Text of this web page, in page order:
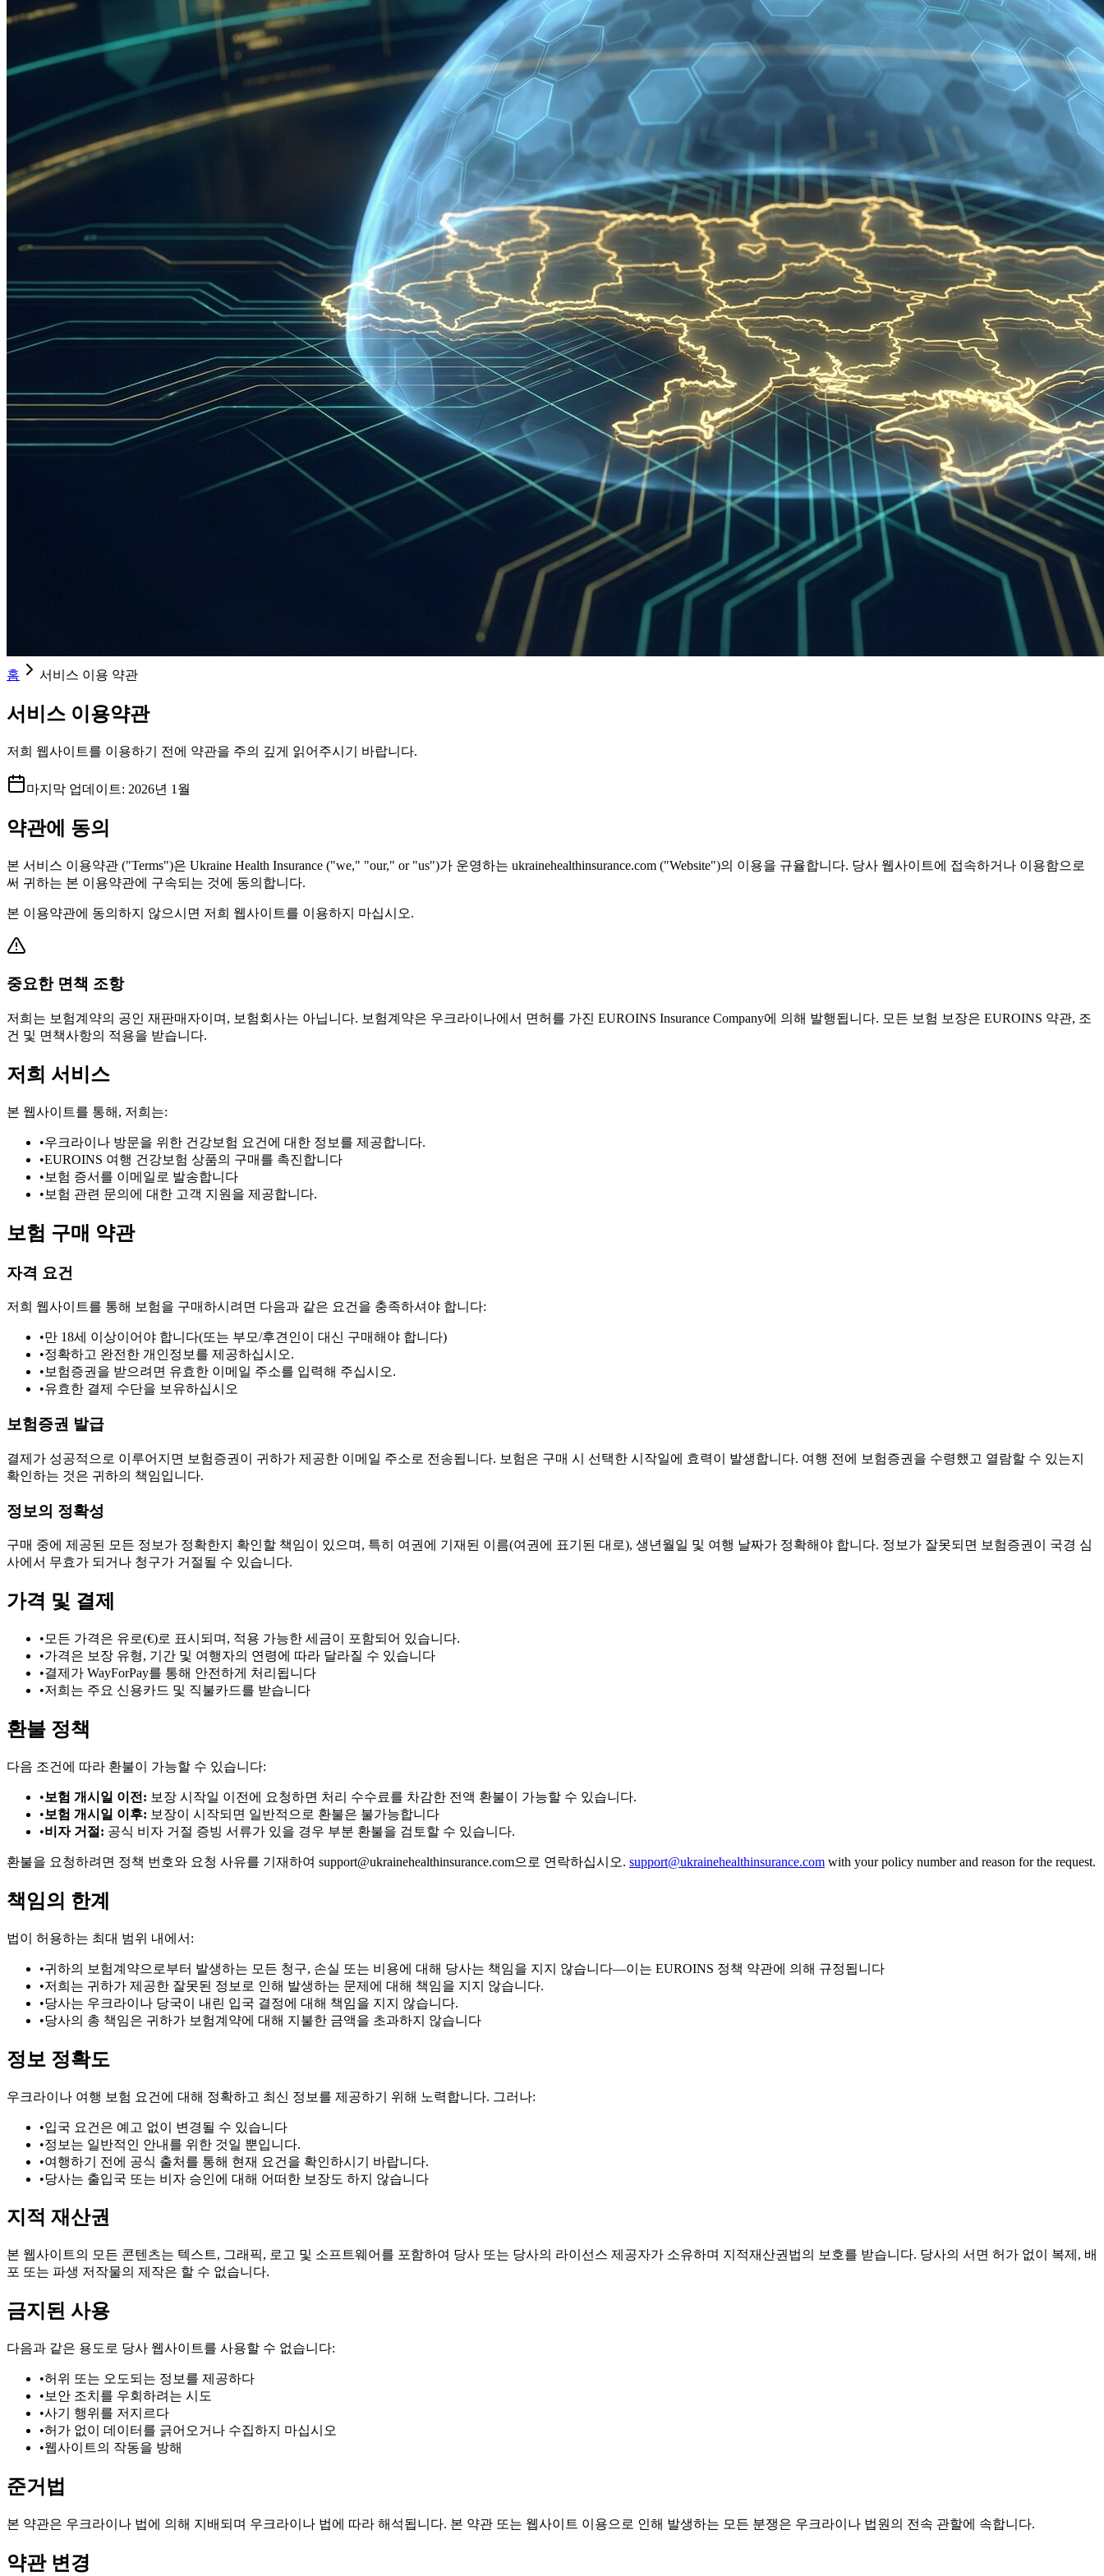
홈 서비스 이용 약관
서비스 이용약관
저희 웹사이트를 이용하기 전에 약관을 주의 깊게 읽어주시기 바랍니다.
마지막 업데이트: 2026년 1월
약관에 동의
본 서비스 이용약관 ("Terms")은 Ukraine Health Insurance ("we," "our," or "us")가 운영하는 ukrainehealthinsurance.com ("Website")의 이용을 규율합니다. 당사 웹사이트에 접속하거나 이용함으로
써 귀하는 본 이용약관에 구속되는 것에 동의합니다.
본 이용약관에 동의하지 않으시면 저희 웹사이트를 이용하지 마십시오.
중요한 면책 조항
저희는 보험계약의 공인 재판매자이며, 보험회사는 아닙니다. 보험계약은 우크라이나에서 면허를 가진 EUROINS Insurance Company에 의해 발행됩니다. 모든 보험 보장은 EUROINS 약관, 조
건 및 면책사항의 적용을 받습니다.
저희 서비스
본 웹사이트를 통해, 저희는:
•우크라이나 방문을 위한 건강보험 요건에 대한 정보를 제공합니다.
•EUROINS 여행 건강보험 상품의 구매를 촉진합니다
• 보험 증서를 이메일로 발송합니다
• 보험 관련 문의에 대한 고객 지원을 제공합니다.
보험 구매 약관
자격 요건
저희 웹사이트를 통해 보험을 구매하시려면 다음과 같은 요건을 충족하셔야 합니다:
•만 18세 이상이어야 합니다(또는 부모/후견인이 대신 구매해야 합니다)
•정확하고 완전한 개인정보를 제공하십시오.
•보험증권을 받으려면 유효한 이메일 주소를 입력해 주십시오.
•유효한 결제 수단을 보유하십시오
보험증권 발급
결제가 성공적으로 이루어지면 보험증권이 귀하가 제공한 이메일 주소로 전송됩니다. 보험은 구매 시 선택한 시작일에 효력이 발생합니다. 여행 전에 보험증권을 수령했고 열람할 수 있는지
확인하는 것은 귀하의 책임입니다.
정보의 정확성
구매 중에 제공된 모든 정보가 정확한지 확인할 책임이 있으며, 특히 여권에 기재된 이름(여권에 표기된 대로), 생년월일 및 여행 날짜가 정확해야 합니다. 정보가 잘못되면 보험증권이 국경 심
사에서 무효가 되거나 청구가 거절될 수 있습니다.
가격 및 결제
• 모든 가격은 유로(€)로 표시되며, 적용 가능한 세금이 포함되어 있습니다.
•가격은 보장 유형, 기간 및 여행자의 연령에 따라 달라질 수 있습니다
•결제가 WayForPay를 통해 안전하게 처리됩니다
•저희는 주요 신용카드 및 직불카드를 받습니다
환불 정책
다음 조건에 따라 환불이 가능할 수 있습니다:
•보험 개시일 이전: 보장 시작일 이전에 요청하면 처리 수수료를 차감한 전액 환불이 가능할 수 있습니다.
•보험 개시일 이후: 보장이 시작되면 일반적으로 환불은 불가능합니다
•비자 거절: 공식 비자 거절 증빙 서류가 있을 경우 부분 환불을 검토할 수 있습니다.
환불을 요청하려면 정책 번호와 요청 사유를 기재하여 support@ukrainehealthinsurance.com으로 연락하십시오. support@ukrainehealthinsurance.com with your policy number and reason for the request.
책임의 한계
법이 허용하는 최대 범위 내에서:
•귀하의 보험계약으로부터 발생하는 모든 청구, 손실 또는 비용에 대해 당사는 책임을 지지 않습니다—이는 EUROINS 정책 약관에 의해 규정됩니다
•저희는 귀하가 제공한 잘못된 정보로 인해 발생하는 문제에 대해 책임을 지지 않습니다.
•당사는 우크라이나 당국이 내린 입국 결정에 대해 책임을 지지 않습니다.
•당사의 총 책임은 귀하가 보험계약에 대해 지불한 금액을 초과하지 않습니다
정보 정확도
우크라이나 여행 보험 요건에 대해 정확하고 최신 정보를 제공하기 위해 노력합니다. 그러나:
•입국 요건은 예고 없이 변경될 수 있습니다
•정보는 일반적인 안내를 위한 것일 뿐입니다.
•여행하기 전에 공식 출처를 통해 현재 요건을 확인하시기 바랍니다.
•당사는 출입국 또는 비자 승인에 대해 어떠한 보장도 하지 않습니다
지적 재산권
본 웹사이트의 모든 콘텐츠는 텍스트, 그래픽, 로고 및 소프트웨어를 포함하여 당사 또는 당사의 라이선스 제공자가 소유하며 지적재산권법의 보호를 받습니다. 당사의 서면 허가 없이 복제, 배
포 또는 파생 저작물의 제작은 할 수 없습니다.
금지된 사용
다음과 같은 용도로 당사 웹사이트를 사용할 수 없습니다:
•허위 또는 오도되는 정보를 제공하다
• 보안 조치를 우회하려는 시도
•사기 행위를 저지르다
•허가 없이 데이터를 긁어오거나 수집하지 마십시오
•웹사이트의 작동을 방해
준거법
본 약관은 우크라이나 법에 의해 지배되며 우크라이나 법에 따라 해석됩니다. 본 약관 또는 웹사이트 이용으로 인해 발생하는 모든 분쟁은 우크라이나 법원의 전속 관할에 속합니다.
약관 변경